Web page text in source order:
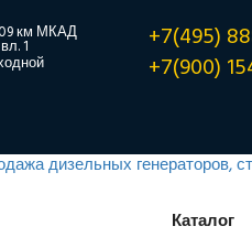
км МКАД
1
+7(495)
+7(900)
Каталог